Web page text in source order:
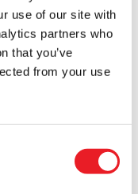
use of our site with
partners who
that you’ve
from your use
From Outer Space –
Zoll-Samtplüschtier